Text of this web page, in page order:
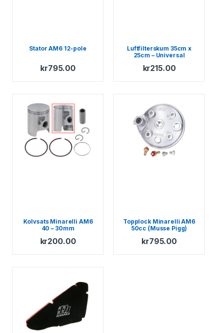
Stator AM6 12-pole
kr795.00
Luftfilterskum 35cm x
25cm – Universal
kr215.00
Kolvsats Minarelli AM6
40 – 30mm
kr200.00
Topplock Minarelli AM6
50cc (Musse Pigg)
kr795.00